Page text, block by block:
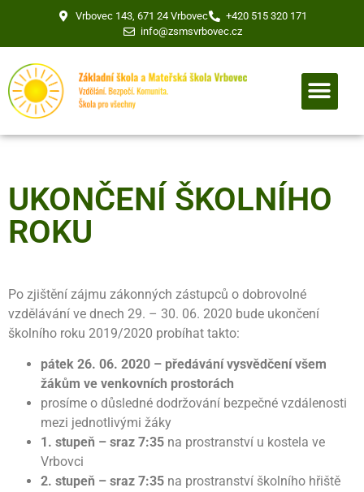
Vrbovec 143, 671 24 Vrbovec
+420 515 320 171
info@zsmsvrbovec.cz
UKONČENÍ ŠKOLNÍHO
ROKU
Po zjištění zájmu zákonných zástupců o dobrovolné
vzdělávání ve dnech 29. – 30. 06. 2020 bude ukončení
školního roku 2019/2020 probíhat takto:
pátek 26. 06. 2020 – předávání vysvědčení všem
žákům ve venkovních prostorách
prosíme o důsledné dodržování bezpečné vzdálenosti
mezi jednotlivými žáky
1. stupeň – sraz 7:35 na prostranství u kostela ve
Vrbovci
2. stupeň – sraz 7:35 na prostranství školního hřiště